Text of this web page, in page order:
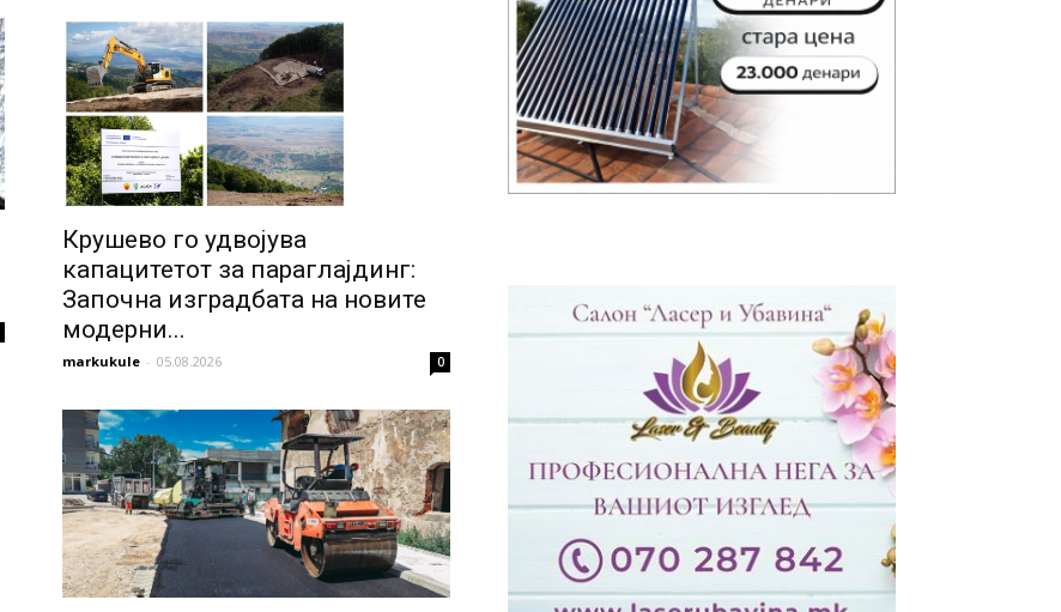
Крушево го удвојува
капацитетот за параглајдинг:
Започна изградбата на новите
модерни...
markukule - 05.08.2026 0